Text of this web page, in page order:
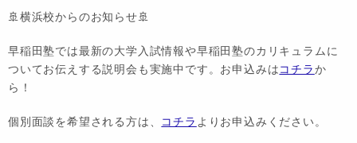
🚢横浜校からのお知らせ🚢
早稲田塾では最新の大学入試情報や早稲田塾のカリキュラムに
ついてお伝えする説明会も実施中です。お申込みはコチラか
ら！
個別面談を希望される方は、 コチラ よりお申込みください。